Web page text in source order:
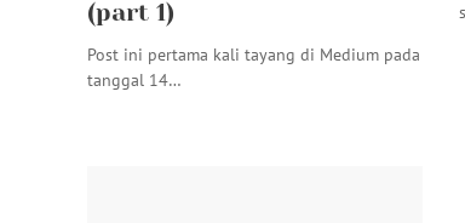
(part 1)
Post ini pertama kali tayang di Medium pada
tanggal 14…